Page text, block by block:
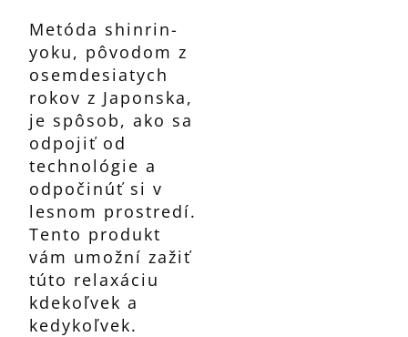
Metóda shinrin-
yoku, pôvodom z
osemdesiatych
rokov z Japonska,
je spôsob, ako sa
odpojiť od
technológie a
odpočinúť si v
lesnom prostredí.
Tento produkt
vám umožní zažiť
túto relaxáciu
kdekoľvek a
kedykoľvek.